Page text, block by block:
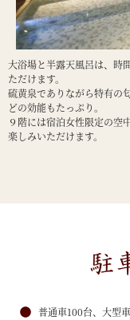
大浴場と半露天風呂は、時
ただけます。
硫黄泉でありながら特有の
どの効能もたっぷり。
９階には宿泊女性限定の空
楽しみいただけます。
駐
普通車100台、大型